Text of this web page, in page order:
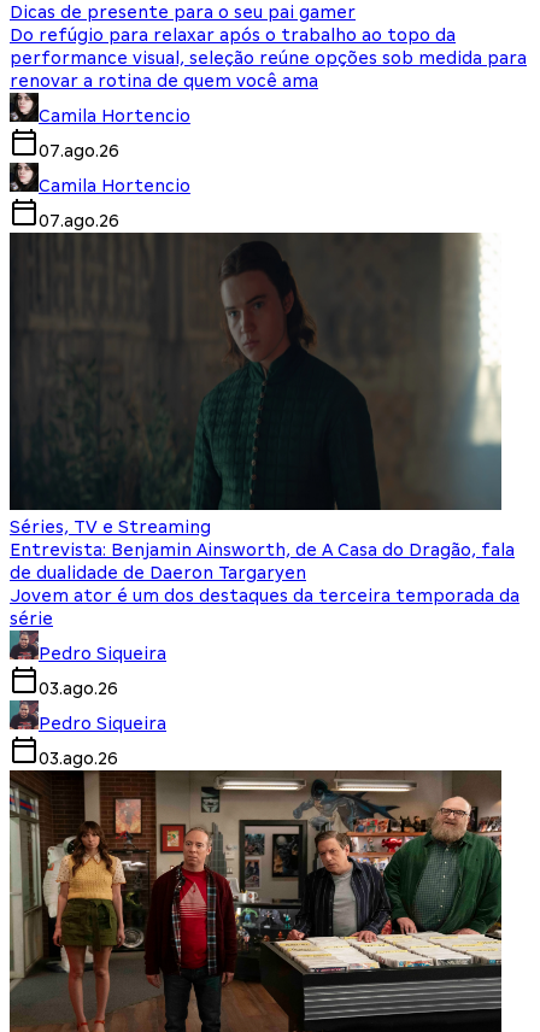
Dicas de presente para o seu pai gamer
Do refúgio para relaxar após o trabalho ao topo da
performance visual, seleção reúne opções sob medida para
renovar a rotina de quem você ama
Camila Hortencio
07.ago.26
Camila Hortencio
07.ago.26
Séries, TV e Streaming
Entrevista: Benjamin Ainsworth, de A Casa do Dragão, fala
de dualidade de Daeron Targaryen
Jovem ator é um dos destaques da terceira temporada da
série
Pedro Siqueira
03.ago.26
Pedro Siqueira
03.ago.26